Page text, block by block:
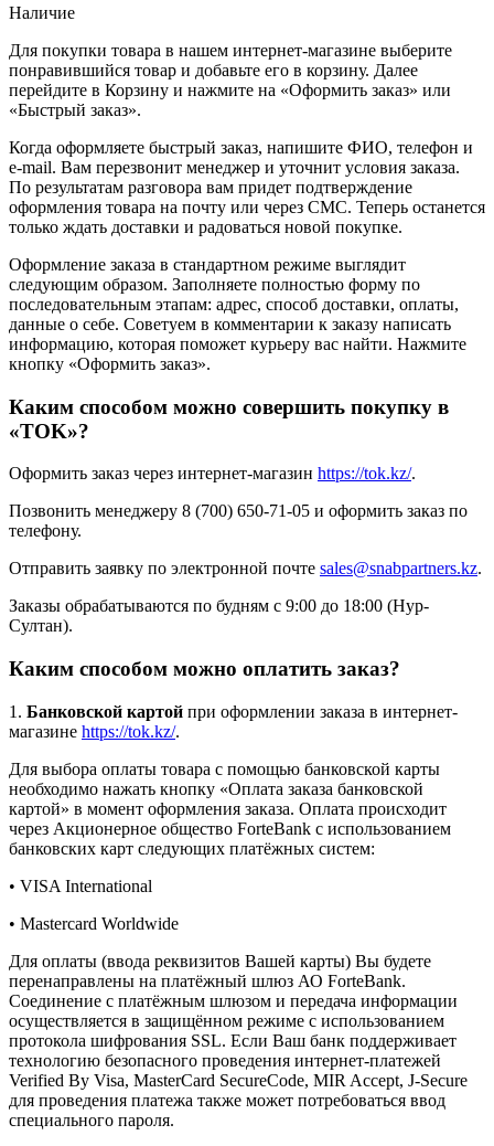
Наличие
Для покупки товара в нашем интернет-магазине выберите
понравившийся товар и добавьте его в корзину. Далее
перейдите в Корзину и нажмите на «Оформить заказ» или
«Быстрый заказ».
Когда оформляете быстрый заказ, напишите ФИО, телефон и
e-mail. Вам перезвонит менеджер и уточнит условия заказа.
По результатам разговора вам придет подтверждение
оформления товара на почту или через СМС. Теперь останется
только ждать доставки и радоваться новой покупке.
Оформление заказа в стандартном режиме выглядит
следующим образом. Заполняете полностью форму по
последовательным этапам: адрес, способ доставки, оплаты,
данные о себе. Советуем в комментарии к заказу написать
информацию, которая поможет курьеру вас найти. Нажмите
кнопку «Оформить заказ».
Каким способом можно совершить покупку в
«TOK»?
Оформить заказ через интернет-магазин https://tok.kz/.
Позвонить менеджеру 8 (700) 650-71-05 и оформить заказ по
телефону.
Отправить заявку по электронной почте sales@snabpartners.kz.
Заказы обрабатываются по будням с 9:00 до 18:00 (Нур-
Султан).
Каким способом можно оплатить заказ?
1. Банковской картой при оформлении заказа в интернет-
магазине https://tok.kz/.
Для выбора оплаты товара с помощью банковской карты
необходимо нажать кнопку «Оплата заказа банковской
картой» в момент оформления заказа. Оплата происходит
через Акционерное общество ForteBank с использованием
банковских карт следующих платёжных систем:
• VISA International
• Mastercard Worldwide
Для оплаты (ввода реквизитов Вашей карты) Вы будете
перенаправлены на платёжный шлюз АО ForteBank.
Соединение с платёжным шлюзом и передача информации
осуществляется в защищённом режиме с использованием
протокола шифрования SSL. Если Ваш банк поддерживает
технологию безопасного проведения интернет-платежей
Verified By Visa, MasterCard SecureCode, MIR Accept, J-Secure
для проведения платежа также может потребоваться ввод
специального пароля.